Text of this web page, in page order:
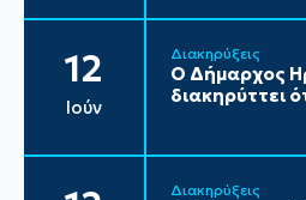
12
Ιούν
Διακηρύξεις
Ο Δήμαρχος
διακηρύττει
Διακηρύξεις